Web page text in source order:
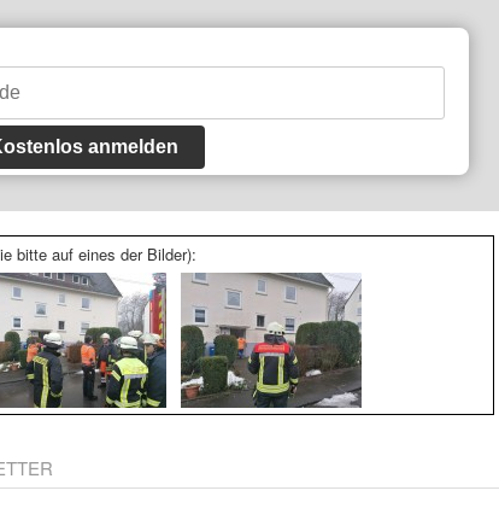
anmelden
bitte auf eines der Bilder):